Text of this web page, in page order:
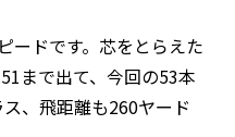
ードです。芯をとらえた
まで出て、今回の53本
、飛距離も260ヤード